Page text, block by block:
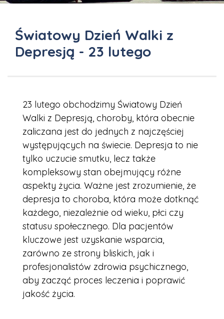
Światowy Dzień Walki z
Depresją - 23 lutego
23 lutego obchodzimy Światowy Dzień
Walki z Depresją, choroby, która obecnie
zaliczana jest do jednych z najczęściej
występujących na świecie. Depresja to nie
tylko uczucie smutku, lecz także
kompleksowy stan obejmujący różne
aspekty życia. Ważne jest zrozumienie, że
depresja to choroba, która może dotknąć
każdego, niezależnie od wieku, płci czy
statusu społecznego. Dla pacjentów
kluczowe jest uzyskanie wsparcia,
zarówno ze strony bliskich, jak i
profesjonalistów zdrowia psychicznego,
aby zacząć proces leczenia i poprawić
jakość życia.